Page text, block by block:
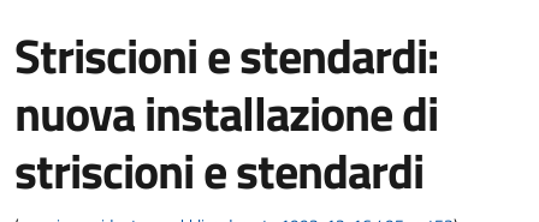
Striscioni e stendardi:
nuova installazione di
striscioni e stendardi